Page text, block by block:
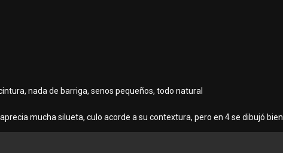
nada de barriga, senos pequeños, todo natural
mucha silueta, culo acorde a su contextura, pero en 4 se dibujó bien